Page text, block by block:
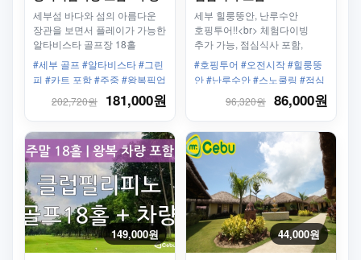
세부섬 바다와 섬의 아름다운
장관을 보면서 플레이가 가능한
알타비스타 골프장 18홀
#세부 골프 #알타비스타 #그린
피 #카트 포함 #주중 #왕복픽업
202,720원 181,000원
세부 힐룽뚱안, 난루수안
호핑투어!!<br> 체험다이빙
추가 가능, 점심식사 포함,
왕복픽업 포함
#호핑투어 #오전시작 #힐룽뚱
안 #난루수안 #스노쿨링 #점심
식사 #픽업포함 #체험다이빙
96,320원 86,000원
149,000원 44,000원